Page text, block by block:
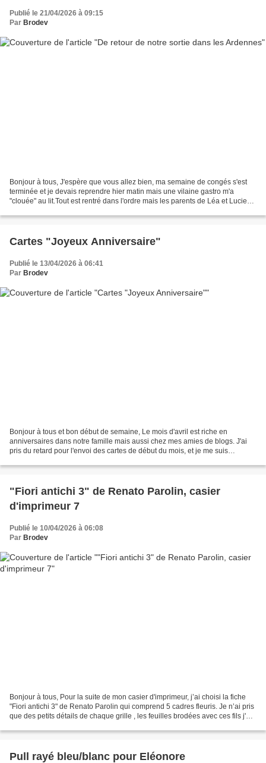
Publié le 21/04/2026 à 09:15
Par Brodev
Bonjour à tous, J'espère que vous allez bien, ma semaine de congés s'est
terminée et je devais reprendre hier matin mais une vilaine gastro m'a
"clouée" au lit.Tout est rentré dans l'ordre mais les parents de Léa et Lucie
Cartes "Joyeux Anniversaire"
Publié le 13/04/2026 à 06:41
Par Brodev
Bonjour à tous et bon début de semaine, Le mois d'avril est riche en
anniversaires dans notre famille mais aussi chez mes amies de blogs. J'ai
pris du retard pour l'envoi des cartes de début du mois, et je me suis
"Fiori antichi 3" de Renato Parolin, casier
d'imprimeur 7
Publié le 10/04/2026 à 06:08
Par Brodev
Bonjour à tous, Pour la suite de mon casier d'imprimeur, j’ai choisi la fiche
"Fiori antichi 3" de Renato Parolin qui comprend 5 cadres fleuris. Je n’ai pris
que des petits détails de chaque grille , les feuilles brodées avec ces fils j'en
Pull rayé bleu/blanc pour Eléonore